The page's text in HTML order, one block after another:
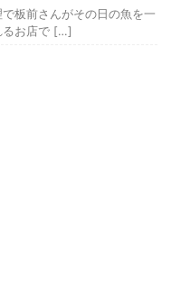
板前さんがその日の魚を一
るお店で […]